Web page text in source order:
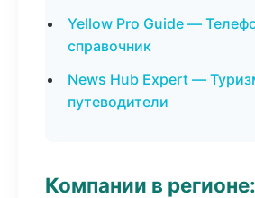
Yellow Pro Guide —
справочник
News Hub Expert —
путеводители
Компании в регионе: